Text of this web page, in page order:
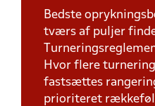
Bedste
tværs af puljer
Hvor flere
fastsættes
prioriteret